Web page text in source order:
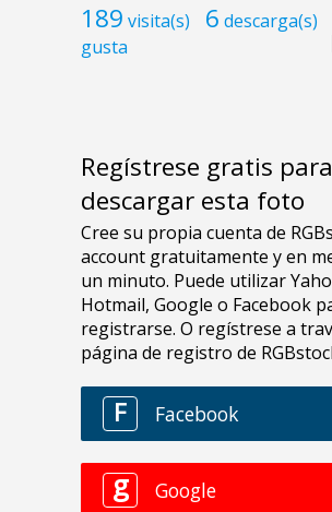
189 visita(s) 6 descarga(s)
gusta
Regístrese gratis para
descargar esta foto